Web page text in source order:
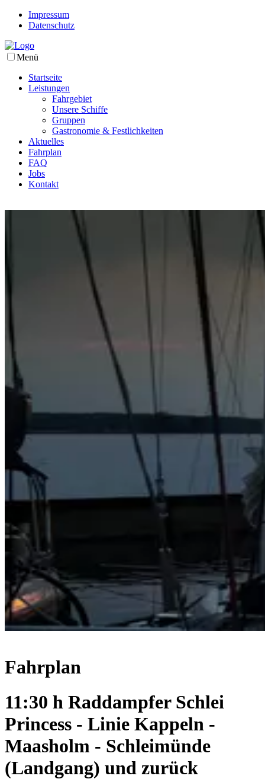
Impressum
Datenschutz
Menü
Startseite
Leistungen
Fahrgebiet
Unsere Schiffe
Gruppen
Gastronomie & Festlichkeiten
Aktuelles
Fahrplan
FAQ
Jobs
Kontakt
Fahrplan
11:30 h Raddampfer Schlei
Princess - Linie Kappeln -
Maasholm - Schleimünde
(Landgang) und zurück